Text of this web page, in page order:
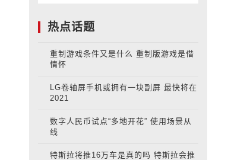
热点话题
重制游戏条件又是什么 重制版游戏是借
情怀
LG卷轴屏手机或拥有一块副屏 最快将在
2021
数字人民币试点“多地开花” 使用场景从
线
特斯拉将推16万车是真的吗 特斯拉会推